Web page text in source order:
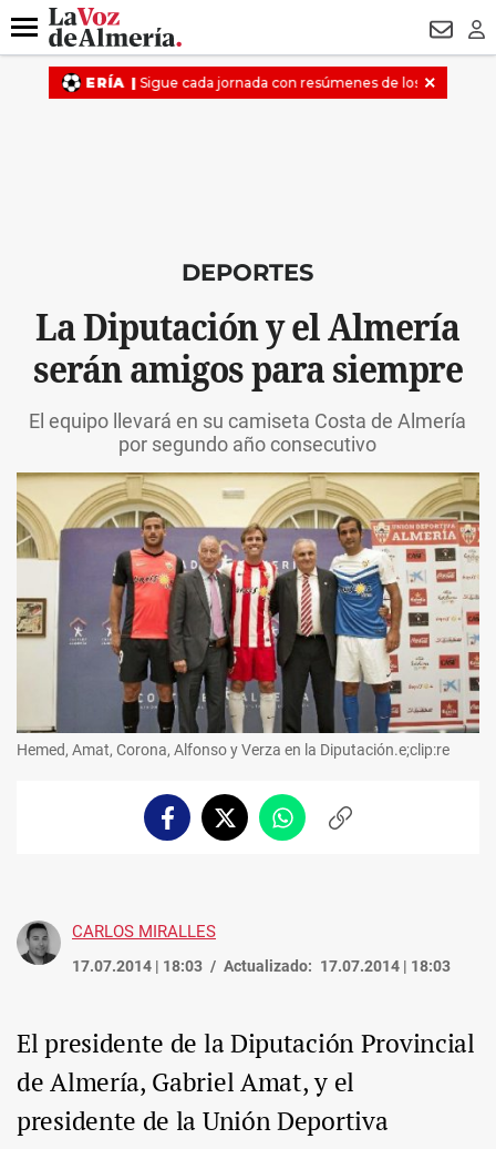
DESTACADO MANUEL
Menú
DEPORTES
La Diputación y el Almería
serán amigos para siempre
El equipo llevará en su camiseta Costa de Almería
por segundo año consecutivo
Hemed, Amat, Corona, Alfonso y Verza en la Diputación.e;clip:re
FacebookTwitterWhatsappCopiar
CARLOS MIRALLES
17.07.2014 | 18:03 Actualizado: 17.07.2014 | 18:03
El presidente de la Diputación Provincial
de Almería, Gabriel Amat, y el
presidente de la Unión Deportiva